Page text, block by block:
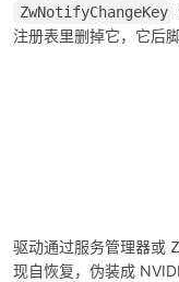
ZwNotifyChangeKey
注册表里删掉它，它后
驱动通过服务管理器或
现自恢复，伪装成